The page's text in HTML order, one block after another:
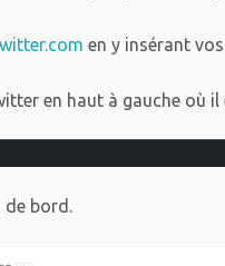
en y insérant
en haut à gauche où
de bord.